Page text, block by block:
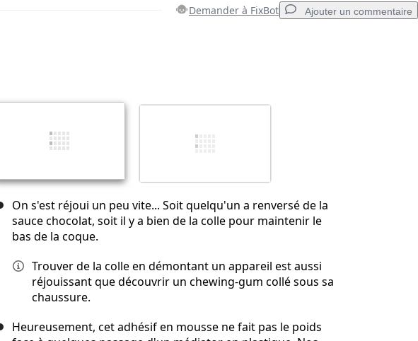
Demander à FixBot Ajouter un commentaire
On s'est réjoui un peu vite... Soit quelqu'un a renversé de la
sauce chocolat, soit il y a bien de la colle pour maintenir le
bas de la coque.
Trouver de la colle en démontant un appareil est aussi
réjouissant que découvrir un chewing-gum collé sous sa
chaussure.
Heureusement, cet adhésif en mousse ne fait pas le poids